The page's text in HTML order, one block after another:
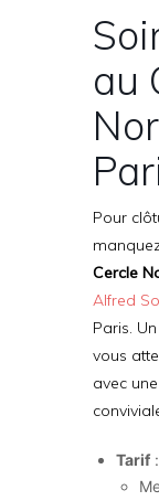
au
Pour
Cercle
Alfred
Paris.
vous
avec
Tarif :